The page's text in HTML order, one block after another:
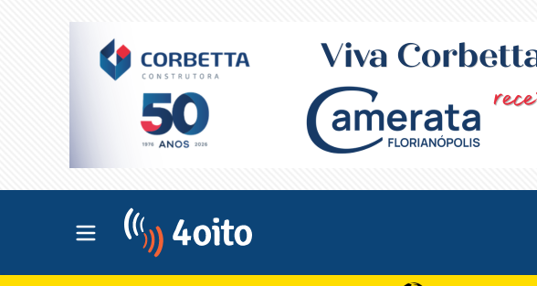
Abrir menu principal